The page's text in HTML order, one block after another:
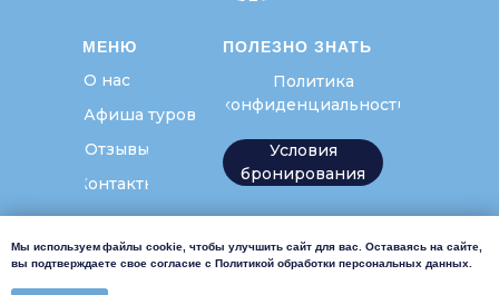
© hedgehogtravel 2015
ИП Срабян Евгения Амаяковна
МЕНЮ ПОЛЕЗНО ЗНАТЬ
О нас
Афиша туров
Отзывы
Контакты
Политика
конфиденциальности
Условия
бронирования
Мы используем файлы cookie, чтобы улучшить сайт для вас. Оставаясь на сайте,
вы подтверждаете свое согласие с Политикой обработки персональных данных.